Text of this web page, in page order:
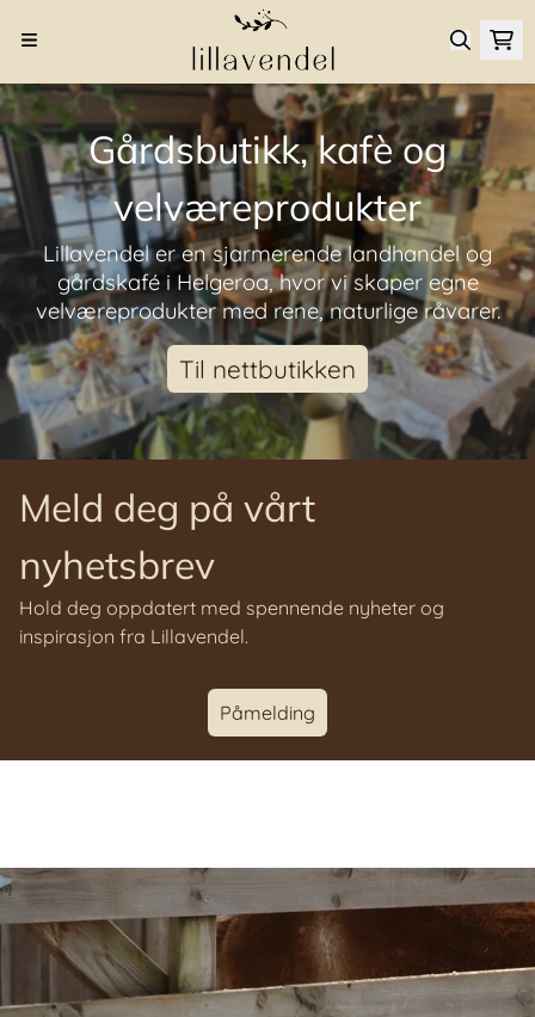
Gårdsbutikk, kafè og
velværeprodukter
Lillavendel er en sjarmerende landhandel og
gårdskafé i Helgeroa, hvor vi skaper egne
velværeprodukter med rene, naturlige råvarer.
Til nettbutikken
Meld deg på vårt
nyhetsbrev
Hold deg oppdatert med spennende nyheter og
inspirasjon fra Lillavendel.
Påmelding